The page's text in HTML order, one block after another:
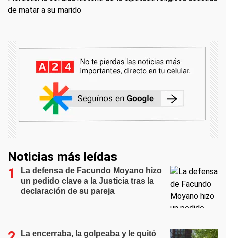
de matar a su marido
Noticias más leídas
La defensa de Facundo Moyano hizo
un pedido clave a la Justicia tras la
declaración de su pareja
La encerraba, la golpeaba y le quitó